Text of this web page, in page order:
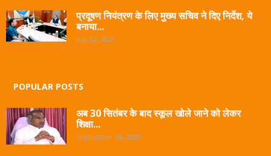
प्रदूषण नियंत्रण के लिए मुख्य सचिव ने दिए निर्देश, ये
बनाया...
July 22, 2026
POPULAR POSTS
अब 30 सितंबर के बाद स्कूल खोले जाने को लेकर
शिक्षा...
September 24, 2020